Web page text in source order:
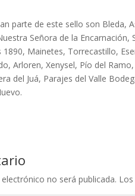
parte de este sello son Bleda,
Señora de la Encarnación,
Mainetes, Torrecastillo,
Arloren, Xenysel, Pío del
del Juá, Parajes del Valle
no será publicada.